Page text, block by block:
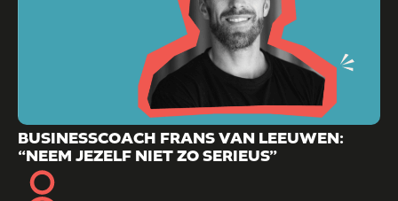
BUSINESSCOACH FRANS VAN LEEUWEN:
“NEEM JEZELF NIET ZO SERIEUS”